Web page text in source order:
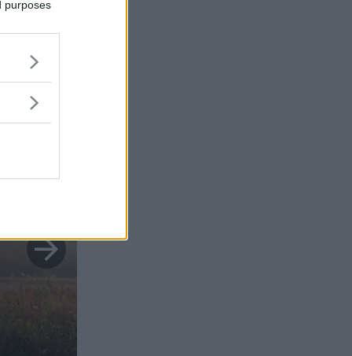
purposes